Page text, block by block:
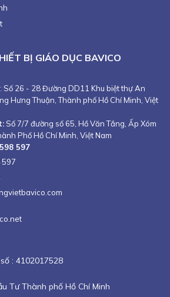
BỊ GIÁO DỤC BAVICO
: Số 26 - 28 Đường DD11 Khu biệt thự An
Hưng Thuận, Thành phố Hồ Chí Minh, Việt
Số 7/7 đường số 65, Hồ Văn Tắng, Ấp Xóm
Phố Hồ Chí Minh, Việt Nam
597
597
: 4102017528
Tư Thành phố Hồ Chí Minh